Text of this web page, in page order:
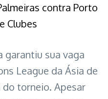
contra Porto
Clubes
garantiu sua vaga
League da Ásia de
torneio. Apesar